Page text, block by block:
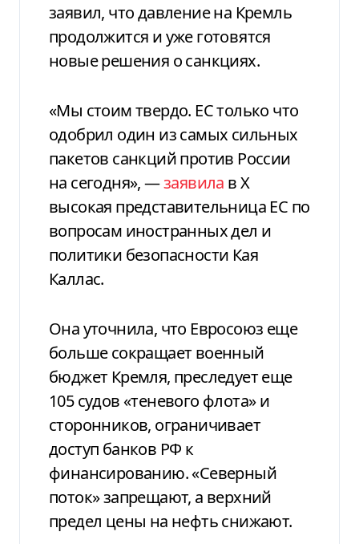
заявил, что давление на Кремль
продолжится и уже готовятся
новые решения о санкциях.
«Мы стоим твердо. ЕС только что
одобрил один из самых сильных
пакетов санкций против России
на сегодня», —заявила в X
высокая представительница ЕС по
вопросам иностранных дел и
политики безопасности Кая
Каллас.
Она уточнила, что Евросоюз еще
больше сокращает военный
бюджет Кремля, преследует еще
105 судов «теневого флота» и
сторонников, ограничивает
доступ банков РФ к
финансированию. «Северный
поток» запрещают, а верхний
предел цены на нефть снижают.